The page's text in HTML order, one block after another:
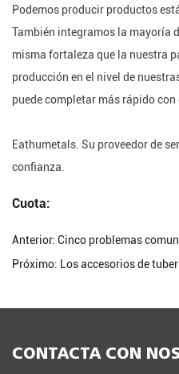
Podemos producir productos
También integramos la mayoría
misma fortaleza que la nuestra
producción en el nivel de
puede completar más rápido
Eathumetals. Su proveedor de
confianza.
Cuota:
Anterior: Cinco problemas comunes para la fundición a
Próximo: Los accesorios de
CONTACTA CON